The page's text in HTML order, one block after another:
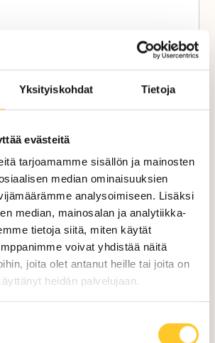
Yksityiskohdat Tietoja
evästeitä
tarjoamamme sisällön ja mainosten
median ominaisuuksien
analysoimiseen. Lisäksi
median, mainosalan ja analytiikka-
tietoja siitä, miten käytät
voivat yhdistää näitä
joita olet antanut heille tai joita on
heidän palvelujaan.
ja käsiteltiin punajäkälän
ja niihin tehtiin
taloyhtiön
teräsovikorkealaatuisella
joka antaa
lujan kestävyyden.
projekti paransi taloyhtiön
rakenteiden käyttöikää
julkisivujen toimivuuden